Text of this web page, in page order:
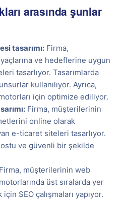
arasında şunlar
tasarımı: Firma,
ve hedeflerine uygun
tasarlıyor. Tasarımlarda
kullanılıyor. Ayrıca,
için optimize ediliyor.
Firma, müşterilerinin
online olarak
e-ticaret siteleri tasarlıyor.
ve güvenli bir şekilde
Firma, müşterilerinin web
üst sıralarda yer
için SEO çalışmaları yapıyor.